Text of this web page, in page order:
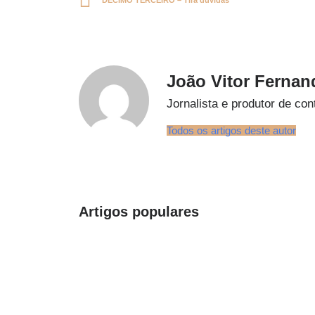
João Vitor
Jornalista e produtor de
Todos os artigos deste autor
Artigos populares